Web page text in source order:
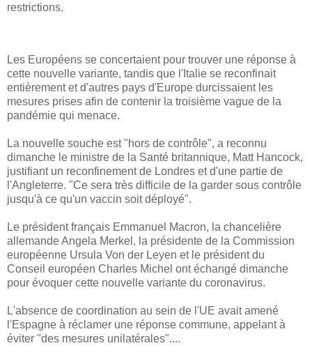
restrictions.
Les Européens se concertaient pour trouver une réponse à
cette nouvelle variante, tandis que l'Italie se reconfinait
entièrement et d'autres pays d'Europe durcissaient les
mesures prises afin de contenir la troisième vague de la
pandémie qui menace.
La nouvelle souche est "hors de contrôle", a reconnu
dimanche le ministre de la Santé britannique, Matt Hancock,
justifiant un reconfinement de Londres et d'une partie de
l'Angleterre. "Ce sera très difficile de la garder sous contrôle
jusqu'à ce qu'un vaccin soit déployé".
Le président français Emmanuel Macron, la chancelière
allemande Angela Merkel, la présidente de la Commission
européenne Ursula Von der Leyen et le président du
Conseil européen Charles Michel ont échangé dimanche
pour évoquer cette nouvelle variante du coronavirus.
L'absence de coordination au sein de l'UE avait amené
l'Espagne à réclamer une réponse commune, appelant à
éviter "des mesures unilatérales"....